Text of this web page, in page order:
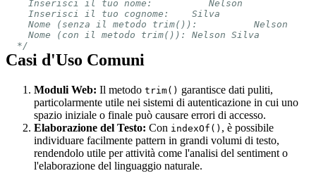
*/
Casi d'Uso Comuni
Moduli Web: Il metodo trim() garantisce dati puliti,
particolarmente utile nei sistemi di autenticazione in cui uno
spazio iniziale o finale può causare errori di accesso.
Elaborazione del Testo: Con indexOf() , è possibile
individuare facilmente pattern in grandi volumi di testo,
rendendolo utile per attività come l'analisi del sentiment o
l'elaborazione del linguaggio naturale.